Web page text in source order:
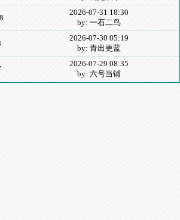
2026-07-31 18:30
by: 一石二鸟
2026-07-30 05:19
by: 青出更蓝
2026-07-29 08:35
by: 六号当铺